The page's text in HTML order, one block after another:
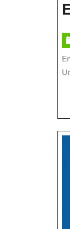
Energieversorgung in der EU: Herausforderungen und Lösungen Die Energieversorgung in der Europäischen